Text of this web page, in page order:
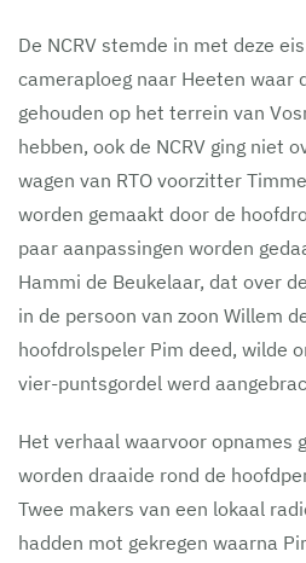
De NCRV stemde in met deze
cameraploeg naar Heeten waar
gehouden op het terrein van
hebben, ook de NCRV ging niet
wagen van RTO voorzitter
worden gemaakt door de
paar aanpassingen worden
Hammi de Beukelaar, dat over
in de persoon van zoon Willem
hoofdrolspeler Pim deed, wilde
vier-puntsgordel werd
Het verhaal waarvoor opnames
worden draaide rond de
Twee makers van een lokaal
hadden mot gekregen waarna